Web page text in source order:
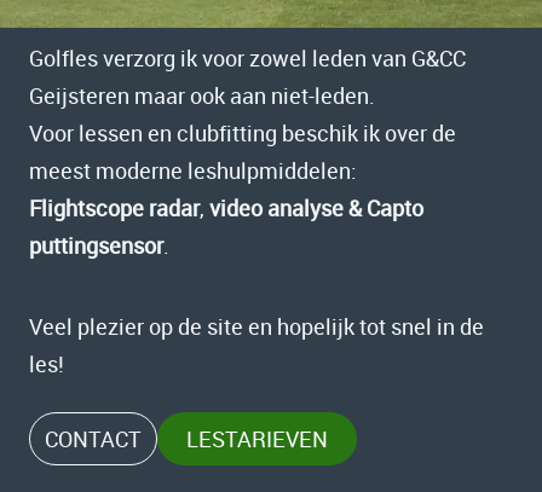
Golfles verzorg ik voor zowel leden van G&CC
Geijsteren maar ook aan niet-leden.
Voor lessen en clubfitting beschik ik over de
meest moderne leshulpmiddelen:
Flightscope radar, video analyse & Capto
puttingsensor.
Veel plezier op de site en hopelijk tot snel in de
les!
CONTACT LESTARIEVEN